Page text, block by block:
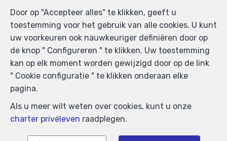
Door op "Accepteer alles" te klikken, geeft u
toestemming voor het gebruik van alle cookies. U kunt
uw voorkeuren ook nauwkeuriger definiëren door op
de knop " Configureren " te klikken. Uw toestemming
kan op elk moment worden gewijzigd door op de link
" Cookie configuratie " te klikken onderaan elke
pagina.
Als u meer wilt weten over cookies, kunt u onze
charter privéleven raadplegen.
BA en borgstelling via NV AXA Belgium, Troonplein 1,
1000 Brussel (polisnr. 730.390.160) Dekking geldt voor
activiteiten die in België worden uitgevoerd
Charter privéleven
WEBULOUS.IMMO